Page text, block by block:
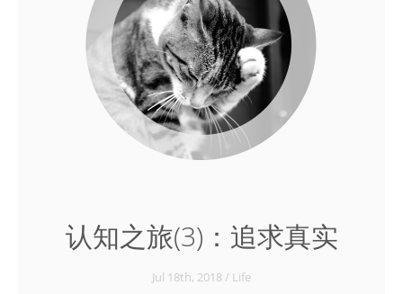
认知之旅(3)：追求真实
Jul 18th, 2018/ Life